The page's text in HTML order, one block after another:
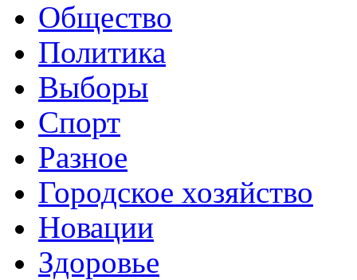
Общество
Политика
Выборы
Спорт
Разное
Городское хозяйство
Новации
Здоровье